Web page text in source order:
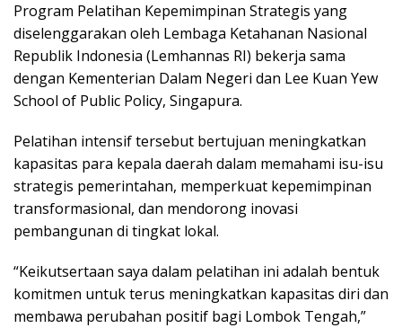
Program Pelatihan Kepemimpinan Strategis yang
diselenggarakan oleh Lembaga Ketahanan Nasional
Republik Indonesia (Lemhannas RI) bekerja sama
dengan Kementerian Dalam Negeri dan Lee Kuan Yew
School of Public Policy, Singapura.
Pelatihan intensif tersebut bertujuan meningkatkan
kapasitas para kepala daerah dalam memahami isu-isu
strategis pemerintahan, memperkuat kepemimpinan
transformasional, dan mendorong inovasi
pembangunan di tingkat lokal.
“Keikutsertaan saya dalam pelatihan ini adalah bentuk
komitmen untuk terus meningkatkan kapasitas diri dan
membawa perubahan positif bagi Lombok Tengah,”